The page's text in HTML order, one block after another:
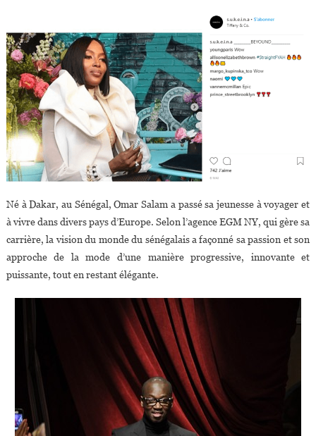
Né à Dakar, au Sénégal, Omar Salam a passé sa jeunesse à voyager et
à vivre dans divers pays d’Europe. Selon l’agence EGM NY, qui gère sa
carrière, la vision du monde du sénégalais a façonné sa passion et son
approche de la mode d’une manière progressive, innovante et
puissante, tout en restant élégante.